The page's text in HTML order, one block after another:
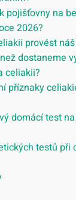
pojišťovny na
2026?
provést
dostaneme
celiakii?
příznaky
domácí test
testů při